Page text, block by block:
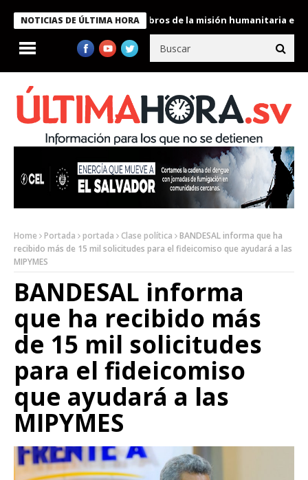
NOTICIAS DE ÚLTIMA HORA
Bukele condecora a miembros de la misión humanitaria enviada
Home Portada portada Clase política
BANDESAL informa que ha
recibido más de 15 mil solicitudes para el fideicomiso que ayudará a las
MIPYMES
BANDESAL informa
que ha recibido más
de 15 mil solicitudes
para el fideicomiso
que ayudará a las
MIPYMES